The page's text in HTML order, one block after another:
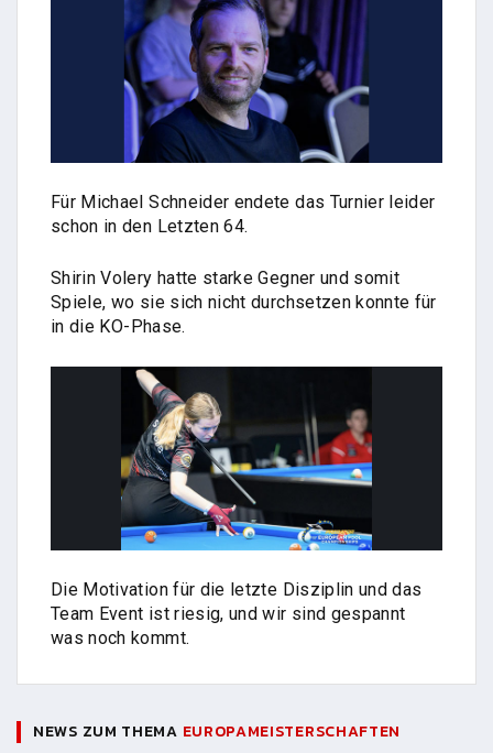
Für Michael Schneider endete das Turnier leider
schon in den Letzten 64.
Shirin Volery hatte starke Gegner und somit
Spiele, wo sie sich nicht durchsetzen konnte für
in die KO-Phase.
Die Motivation für die letzte Disziplin und das
Team Event ist riesig, und wir sind gespannt
was noch kommt.
NEWS ZUM THEMA EUROPAMEISTERSCHAFTEN